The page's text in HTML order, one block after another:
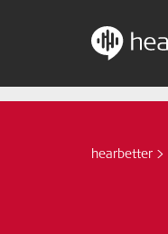
Skip
hearbetter >